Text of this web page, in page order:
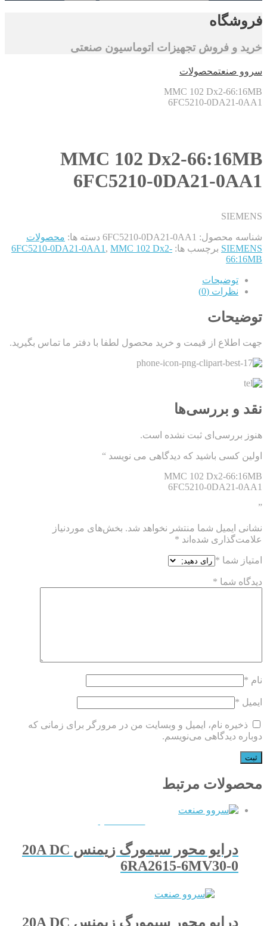
فروشگاه
خرید و فروش تجهیزات اتوماسیون صنعتی
سروو صنعتمحصولات
MMC 102 Dx2-66:16MB
6FC5210-0DA21-0AA1
MMC 102 Dx2-66:16MB
6FC5210-0DA21-0AA1
SIEMENS
شناسه محصول: 6FC5210-0DA21-0AA1 دسته ها: محصولات
SIEMENS برچسب ها: 6FC5210-0DA21-0AA1 , MMC 102 Dx2-
66:16MB
توضیحات
نظرات (0)
توضیحات
جهت اطلاع از قیمت و خرید محصول لطفا با دفتر ما تماس بگیرید.
نقد و بررسی‌ها
هنوز بررسی‌ای ثبت نشده است.
اولین کسی باشید که دیدگاهی می نویسد “
MMC 102 Dx2-66:16MB
6FC5210-0DA21-0AA1
”
نشانی ایمیل شما منتشر نخواهد شد. بخش‌های موردنیاز
علامت‌گذاری شده‌اند *
امتیاز شما *
دیدگاه شما *
نام *
ایمیل *
ذخیره نام، ایمیل و وبسایت من در مرورگر برای زمانی که
دوباره دیدگاهی می‌نویسم.
محصولات مرتبط
درایو محور سیمورگ زیمنس 20A DC
6RA2615-6MV30-0
درایو محور سیمورگ زیمنس 20A DC